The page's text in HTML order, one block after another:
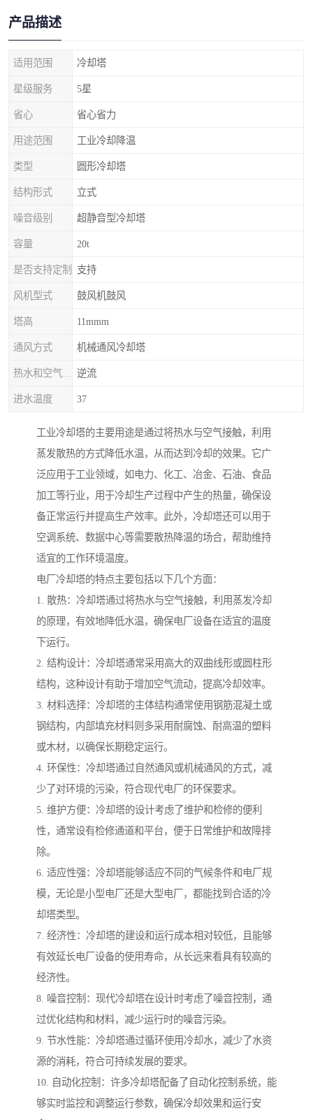
产品描述
适用范围 冷却塔
星级服务 5星
省心 省心省力
用途范围 工业冷却降温
类型 圆形冷却塔
结构形式 立式
噪音级别 超静音型冷却塔
容量 20t
是否支持定制 支持
风机型式 鼓风机鼓风
塔高 11mmm
通风方式 机械通风冷却塔
逆流
进水温度 37
工业冷却塔的主要用途是通过将热水与空气接触，利用
蒸发散热的方式降低水温，从而达到冷却的效果。它广
泛应用于工业领域，如电力、化工、冶金、石油、食品
加工等行业，用于冷却生产过程中产生的热量，确保设
备正常运行并提高生产效率。此外，冷却塔还可以用于
空调系统、数据中心等需要散热降温的场合，帮助维持
适宜的工作环境温度。
电厂冷却塔的特点主要包括以下几个方面：
1. 散热：冷却塔通过将热水与空气接触，利用蒸发冷却
的原理，有效地降低水温，确保电厂设备在适宜的温度
下运行。
2. 结构设计：冷却塔通常采用高大的双曲线形或圆柱形
结构，这种设计有助于增加空气流动，提高冷却效率。
3. 材料选择：冷却塔的主体结构通常使用钢筋混凝土或
钢结构，内部填充材料则多采用耐腐蚀、耐高温的塑料
或木材，以确保长期稳定运行。
4. 环保性：冷却塔通过自然通风或机械通风的方式，减
少了对环境的污染，符合现代电厂的环保要求。
5. 维护方便：冷却塔的设计考虑了维护和检修的便利
性，通常设有检修通道和平台，便于日常维护和故障排
除。
6. 适应性强：冷却塔能够适应不同的气候条件和电厂规
模，无论是小型电厂还是大型电厂，都能找到合适的冷
却塔类型。
7. 经济性：冷却塔的建设和运行成本相对较低，且能够
有效延长电厂设备的使用寿命，从长远来看具有较高的
经济性。
8. 噪音控制：现代冷却塔在设计时考虑了噪音控制，通
过优化结构和材料，减少运行时的噪音污染。
9. 节水性能：冷却塔通过循环使用冷却水，减少了水资
源的消耗，符合可持续发展的要求。
10. 自动化控制：许多冷却塔配备了自动化控制系统，能
够实时监控和调整运行参数，确保冷却效果和运行安